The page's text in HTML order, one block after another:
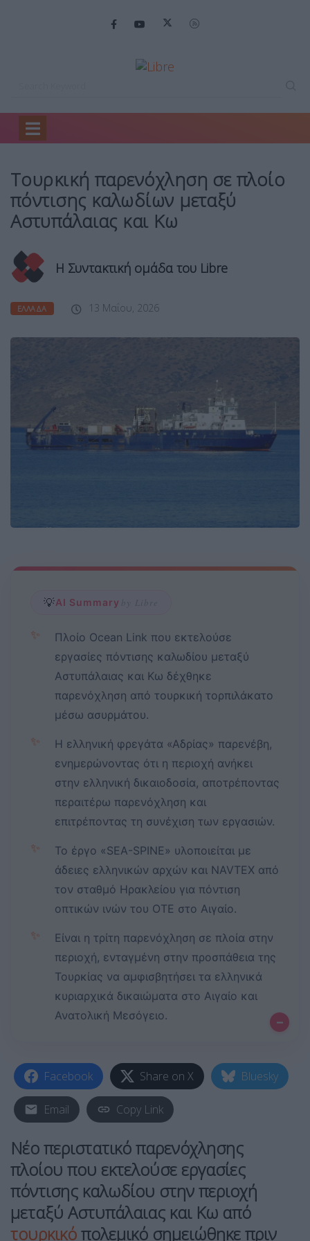
Home
Τουρκική παρενόχληση σε πλοίο
πόντισης καλωδίων μεταξύ
Αστυπάλαιας και Κω
Η Συντακτική ομάδα του Libre
ΕΛΛΆΔΑ 13 Μαΐου, 2026
💡AI Summary by Libre
✨
Πλοίο Ocean Link που εκτελούσε
εργασίες πόντισης καλωδίου μεταξύ
Αστυπάλαιας και Κω δέχθηκε
παρενόχληση από τουρκική τορπιλάκατο
μέσω ασυρμάτου.
✨
Η ελληνική φρεγάτα «Αδρίας» παρενέβη,
ενημερώνοντας ότι η περιοχή ανήκει
στην ελληνική δικαιοδοσία, αποτρέποντας
περαιτέρω παρενόχληση και
επιτρέποντας τη συνέχιση των εργασιών.
✨
Το έργο «SEA-SPINE» υλοποιείται με
άδειες ελληνικών αρχών και NAVTEX από
τον σταθμό Ηρακλείου για πόντιση
οπτικών ινών του ΟΤΕ στο Αιγαίο.
✨
Είναι η τρίτη παρενόχληση σε πλοία στην
περιοχή, ενταγμένη στην προσπάθεια της
Τουρκίας να αμφισβητήσει τα ελληνικά
κυριαρχικά δικαιώματα στο Αιγαίο και
Ανατολική Μεσόγειο.
–
Facebook Share on X Bluesky
Email Copy Link
Νέο περιστατικό παρενόχλησης
πλοίου που εκτελούσε εργασίες
πόντισης καλωδίου στην περιοχή
μεταξύ Αστυπάλαιας και Κω από
τουρκικόπολεμικό σημειώθηκε πριν